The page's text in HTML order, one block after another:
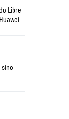
Libre
sino